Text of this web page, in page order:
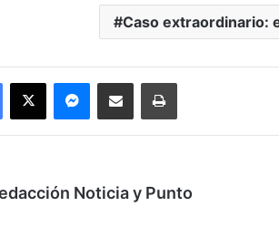
Caso extraordinario:
Facebook
X MessengerCompartir por correo electrónicoImprimir
Noticia y Punto